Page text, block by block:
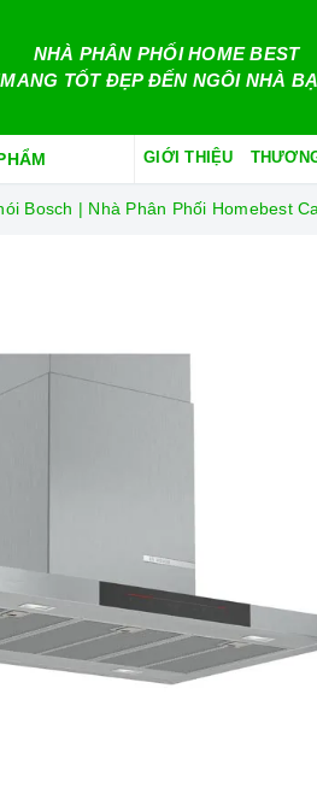
NHÀ PHÂN PHỐI HOME BEST
TỐT ĐẸP ĐẾN NGÔI NHÀ
GIỚI THIỆU
Bosch | Nhà Phân Phối Homebest